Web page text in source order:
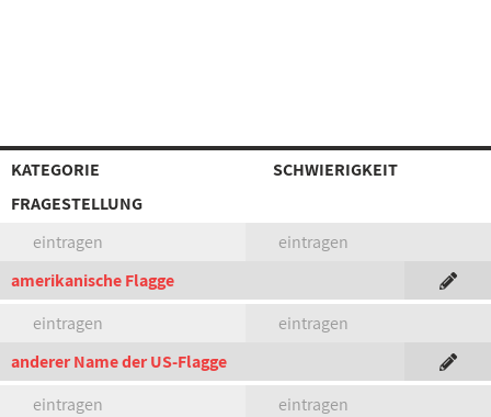
KATEGORIE
SCHWIERIGKEIT
FRAGESTELLUNG
eintragen
eintragen
amerikanische Flagge
eintragen
eintragen
anderer Name der US-Flagge
eintragen
eintragen